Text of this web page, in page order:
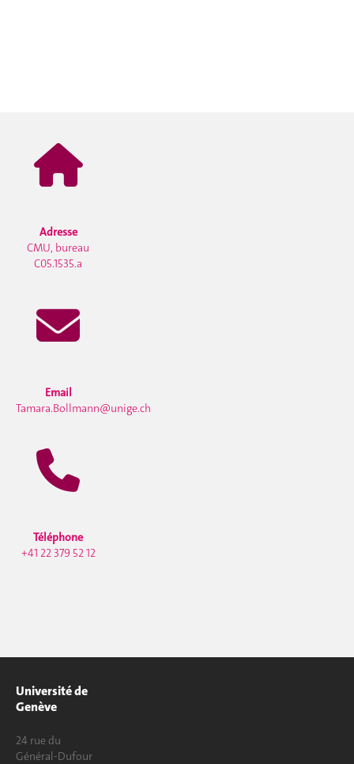
Adresse
CMU, bureau
C05.1535.a
Email
Tamara.Bollmann@unige.ch
Téléphone
+41 22 379 52 12
Université de
Genève
24 rue du
Général-Dufour